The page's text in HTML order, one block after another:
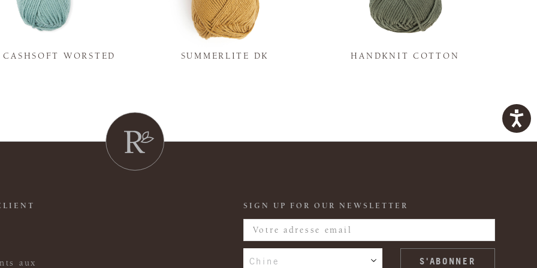
CASHSOFT WORSTED SUMMERLITE DK HANDKNIT COTTON
aux
SIGN UP FOR OUR NEWSLETTER
Chine